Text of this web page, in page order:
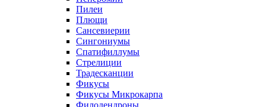
Пилеи
Плющи
Сансевиерии
Сингониумы
Спатифиллумы
Стрелиции
Традесканции
Фикусы
Фикусы Микрокарпа
Филодендроны